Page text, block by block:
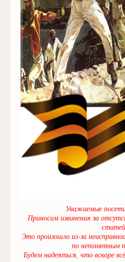
Уважаемые
Приносим извинения за
Это произошло из-за
по непонятным
Будем надеяться, что вскоре